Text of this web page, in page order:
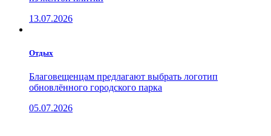
13.07.2026
Отдых
Благовещенцам предлагают выбрать логотип
обновлённого городского парка
05.07.2026